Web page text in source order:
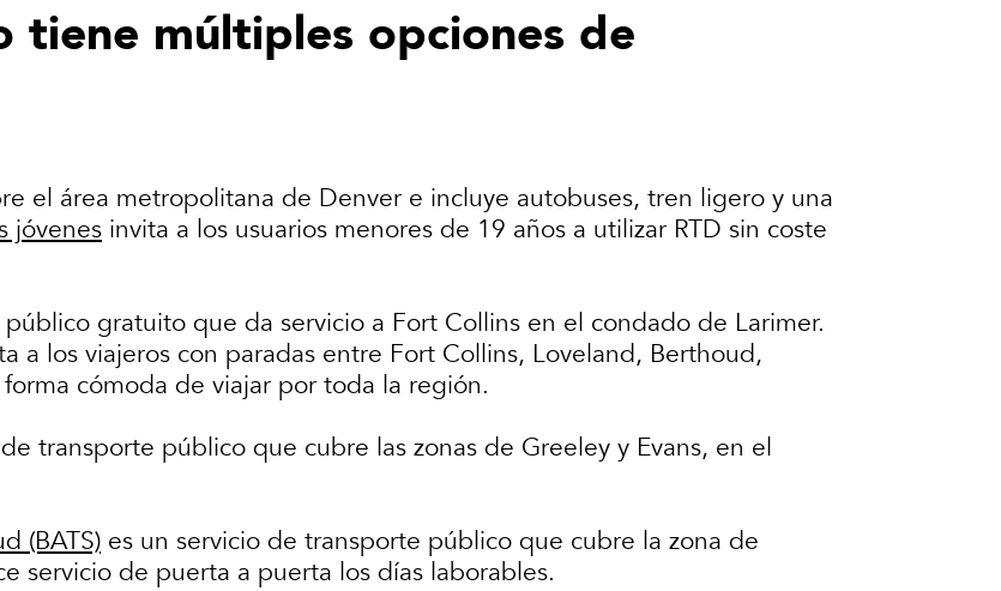
tiene múltiples opciones de
el área metropolitana de Denver e incluye autobuses, tren ligero y una
jóvenes invita a los usuarios menores de 19 años a utilizar RTD sin coste
gratuito que da servicio a Fort Collins en el condado de Larimer.
a los viajeros con paradas entre Fort Collins, Loveland, Berthoud,
cómoda de viajar por toda la región.
transporte público que cubre las zonas de Greeley y Evans, en el
(BATS) es un servicio de transporte público que cubre la zona de
servicio de puerta a puerta los días laborables.